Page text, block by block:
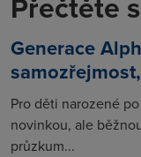
Generace
Pro děti narozené
novinkou, ale
průzkum...